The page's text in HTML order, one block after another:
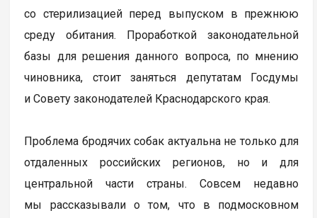
со стерилизацией перед выпуском в прежнюю
среду обитания. Проработкой законодательной
базы для решения данного вопроса, по мнению
чиновника, стоит заняться депутатам Госдумы
и Совету законодателей Краснодарского края.
Проблема бродячих собак актуальна не только для
отдаленных российских регионов, но и для
центральной части страны. Совсем недавно
мы рассказывали о том, что в подмосковном